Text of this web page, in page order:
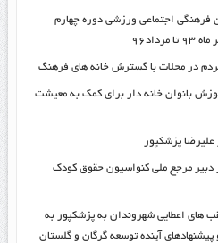
کمیسیون فرهنگی اجتماعی ورزشی دوره چهارم
در محلات با گسترش خانه های فرهنگ
بانوان خانه دار برای کمک به معیشت
پزشکپور
دبیر مرجع ملی کنواسیون حقوق کودک
های اعطایی شهروندان به پزشکپور به
آینده توسعه گرگان و گلستان